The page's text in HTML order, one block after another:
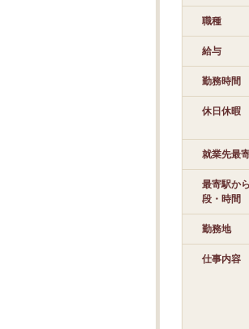
職種
給与
勤務時間
休日休暇
就業先最
最寄駅か
段・時間
勤務地
仕事内容